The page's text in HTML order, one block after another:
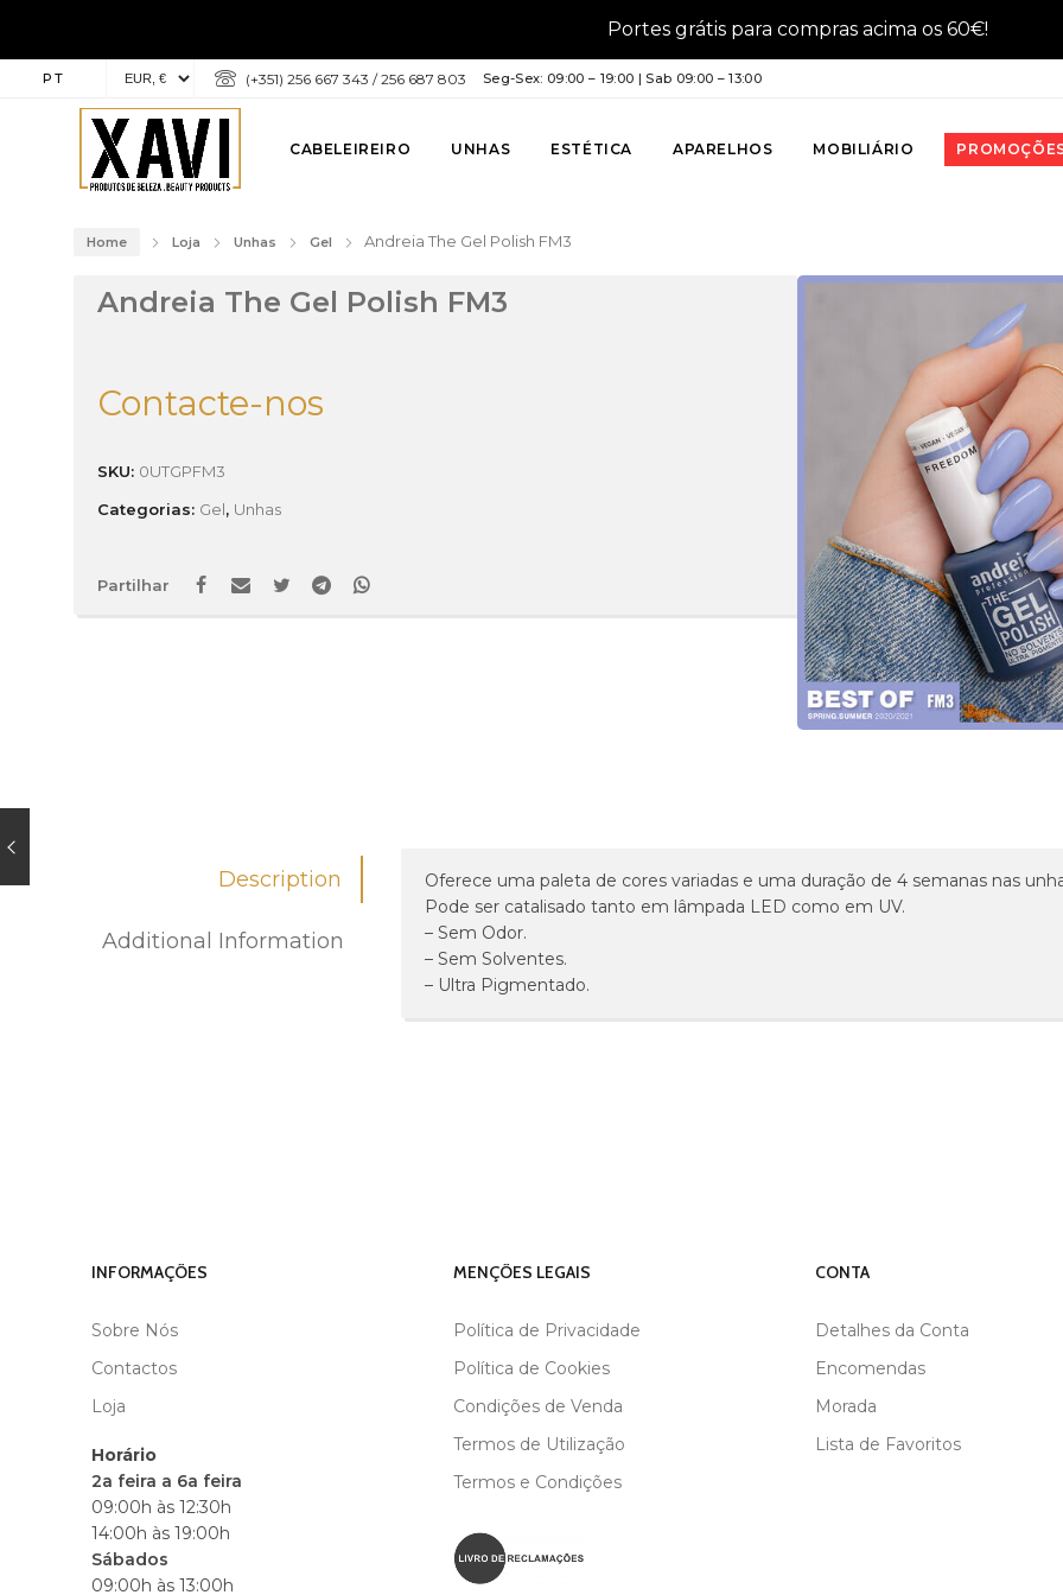
Portes grátis para compras acima os 60€!
PT (+351) 256 667 343 / 256 687 803 Seg-Sex: 09:00 – 19:00 | Sab 09:00 – 13:00
CABELEIREIRO UNHAS ESTÉTICA APARELHOS MOBILIÁRIO
Home Loja Unhas Gel Andreia The Gel Polish FM3
Andreia The Gel Polish FM3
Contacte-nos
SKU: 0UTGPFM3
Categorias: Gel, Unhas
Partilhar
Description
Additional Information
Oferece uma paleta de cores variadas e uma duração de 4 semanas nas
Pode ser catalisado tanto em lâmpada LED como em UV.
– Sem Odor.
– Sem Solventes.
– Ultra Pigmentado.
INFORMAÇÕES
Sobre Nós
Contactos
Loja
Horário
2a feira a 6a feira
09:00h às 12:30h
14:00h às 19:00h
Sábados
09:00h às 13:00h
MENÇÕES LEGAIS
Política de Privacidade
Política de Cookies
Condições de Venda
Termos de Utilização
Termos e Condições
CONTA
Detalhes da Conta
Encomendas
Morada
Lista de Favoritos